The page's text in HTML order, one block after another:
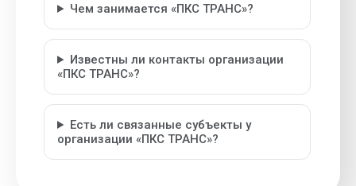
Чем занимается «ПКС ТРАНС»?
Известны ли контакты организации
«ПКС ТРАНС»?
Есть ли связанные субъекты у
организации «ПКС ТРАНС»?